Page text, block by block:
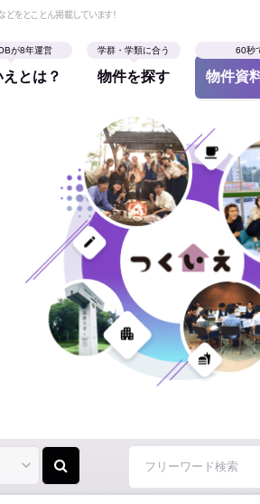
をとことん掲載しています！
が8年運営
とは？
学群・学類に合う
物件を探す
60秒
物件資